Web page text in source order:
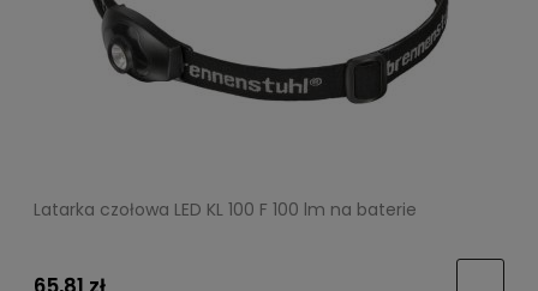
Latarka czołowa LED KL 100 F 100 lm na baterie